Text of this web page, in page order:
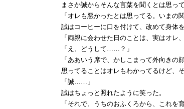
まさか誠からそんな言葉を聞くとは思っ
「オレも悪かったとは思ってる。いま
誠はコーヒーに口を付けて、改めて身体
「両親に会わせた日のことは、実はオレ
「え、どうして……？」
「ああいう席で、かしこまって外向き
思ってることはオレもわかってるけど、
「誠……」
誠はちょっと照れたように笑った。
「それで、うちのおふくろから、これを